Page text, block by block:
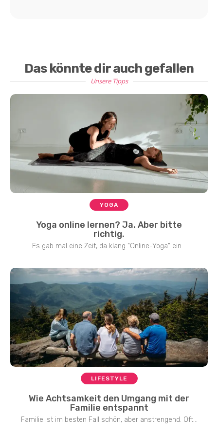
Das könnte dir auch gefallen
Unsere Tipps
YOGA
Yoga online lernen? Ja. Aber bitte
richtig.
Es gab mal eine Zeit, da klang "Online-Yoga" ein...
LIFESTYLE
Wie Achtsamkeit den Umgang mit der
Familie entspannt
Familie ist im besten Fall schön, aber anstrengend. Oft...